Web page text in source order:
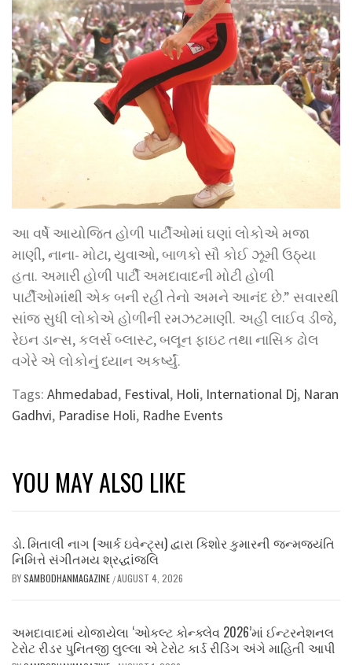
આ વર્ષે આયોજિત હોળી પાર્ટીઓમાં ઘણાં લોકોએ મજા
માણી, નાના- મોટા, યુવાઓ, બાળકો સૌ કોઈ ઝૂમી ઉઠ્યા
હતા. અમારી હોળી પાર્ટી અમદાવાદની મોટી હોળી
પાર્ટીઓમાંથી એક બની રહી તેનો અમને આનંદ છે.” સવારથી
સાંજ સુધી લોકોએ હોળીની રમઝટમાણી. અહીં લાઈવ ડીજે,
રેઇન ડાન્સ, કલર્સ બ્લાસ્ટ, બલૂન ફાઇટ તથા નાસિક ઢોલ
વગેરે એ લોકોનું ધ્યાન અકર્ષ્યું.
Tags: Ahmedabad, Festival, Holi, International Dj, Naran
Gadhvi, Paradise Holi, Radhe Events
YOU MAY ALSO LIKE
ડો. મિતાલી નાગ (આર્ક ઇવેન્ટ્સ) દ્વારા કિશોર કુમારની જન્મજયંતિ
નિમિત્તે સંગીતમય શ્રદ્ધાંજલિ
BYSAMBODHANMAGAZINE /AUGUST 4, 2026
અમદાવાદમાં યોજાયેલા ‘ઓકલ્ટ કોન્ક્લેવ 2026’માં ઈન્ટરનેશનલ
ટેરોટ રીડર પુનિતજી લુલ્લા એ ટેરોટ કાર્ડ રીડિંગ અંગે માહિતી આપી